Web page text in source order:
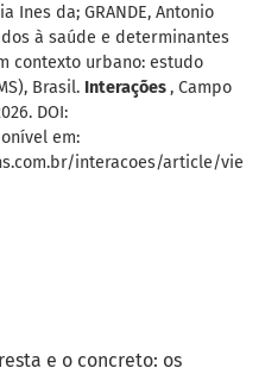
Ines da; GRANDE, Antonio
à saúde e determinantes
contexto urbano: estudo
Brasil. Interações, Campo
DOI:
em:
interacoes/article/vie
e o concreto: os